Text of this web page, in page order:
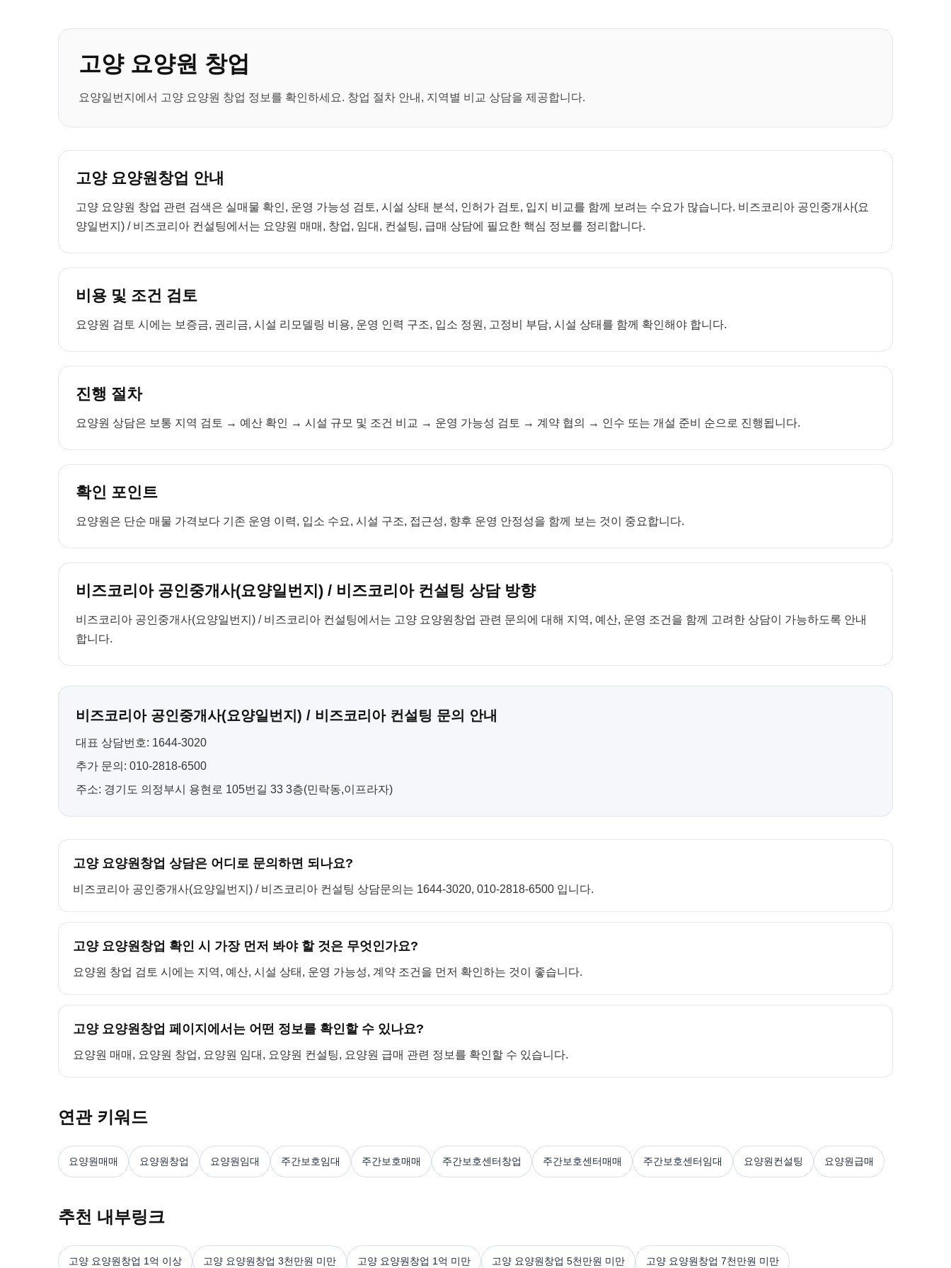
고양 요양원 창업
요양일번지에서 고양 요양원 창업 정보를 확인하세요. 창업 절차 안내, 지역별 비교 상담을 제공합니다.
고양 요양원창업 안내
고양 요양원 창업 관련 검색은 실매물 확인, 운영 가능성 검토, 시설 상태 분석, 인허가 검토, 입지 비교를 함께 보려는 수요가 많습니다. 비즈코리아 공인중개사(요
양일번지) / 비즈코리아 컨설팅에서는 요양원 매매, 창업, 임대, 컨설팅, 급매 상담에 필요한 핵심 정보를 정리합니다.
비용 및 조건 검토
요양원 검토 시에는 보증금, 권리금, 시설 리모델링 비용, 운영 인력 구조, 입소 정원, 고정비 부담, 시설 상태를 함께 확인해야 합니다.
진행 절차
요양원 상담은 보통 지역 검토 → 예산 확인 → 시설 규모 및 조건 비교 → 운영 가능성 검토 → 계약 협의 → 인수 또는 개설 준비 순으로 진행됩니다.
확인 포인트
요양원은 단순 매물 가격보다 기존 운영 이력, 입소 수요, 시설 구조, 접근성, 향후 운영 안정성을 함께 보는 것이 중요합니다.
비즈코리아 공인중개사(요양일번지) / 비즈코리아 컨설팅 상담 방향
비즈코리아 공인중개사(요양일번지) / 비즈코리아 컨설팅에서는 고양 요양원창업 관련 문의에 대해 지역, 예산, 운영 조건을 함께 고려한 상담이 가능하도록 안내
합니다.
비즈코리아 공인중개사(요양일번지) / 비즈코리아 컨설팅 문의 안내
대표 상담번호: 1644-3020
추가 문의: 010-2818-6500
주소: 경기도 의정부시 용현로 105번길 33 3층(민락동,이프라자)
고양 요양원창업 상담은 어디로 문의하면 되나요?
비즈코리아 공인중개사(요양일번지) / 비즈코리아 컨설팅 상담문의는 1644-3020, 010-2818-6500 입니다.
고양 요양원창업 확인 시 가장 먼저 봐야 할 것은 무엇인가요?
요양원 창업 검토 시에는 지역, 예산, 시설 상태, 운영 가능성, 계약 조건을 먼저 확인하는 것이 좋습니다.
고양 요양원창업 페이지에서는 어떤 정보를 확인할 수 있나요?
요양원 매매, 요양원 창업, 요양원 임대, 요양원 컨설팅, 요양원 급매 관련 정보를 확인할 수 있습니다.
연관 키워드
요양원매매 요양원창업 요양원임대 주간보호임대 주간보호매매 주간보호센터창업 주간보호센터매매 주간보호센터임대 요양원컨설팅 요양원급매
추천 내부링크
고양 요양원창업 1억 이상 고양 요양원창업 3천만원 미만 고양 요양원창업 1억 미만 고양 요양원창업 5천만원 미만 고양 요양원창업 7천만원 미만